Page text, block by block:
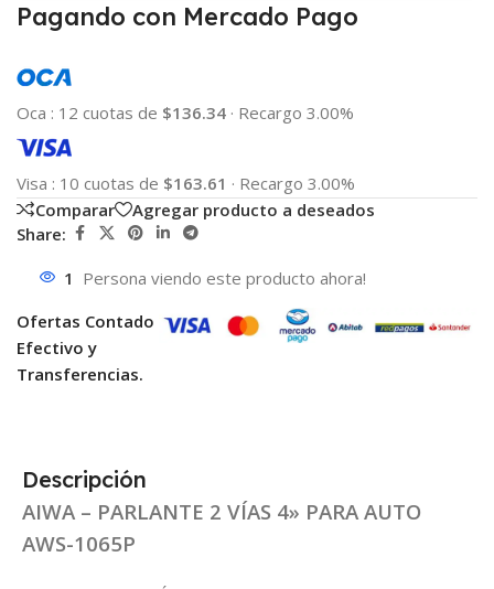
Pagando con Mercado Pago
Oca : 12 cuotas de $136.34 · Recargo 3.00%
Visa : 10 cuotas de $163.61 · Recargo 3.00%
Comparar
Agregar producto a deseados
Share:
1 Persona viendo este producto ahora!
Ofertas Contado
Efectivo y
Transferencias.
Descripción
AIWA – PARLANTE 2 VÍAS 4» PARA AUTO
AWS-1065P